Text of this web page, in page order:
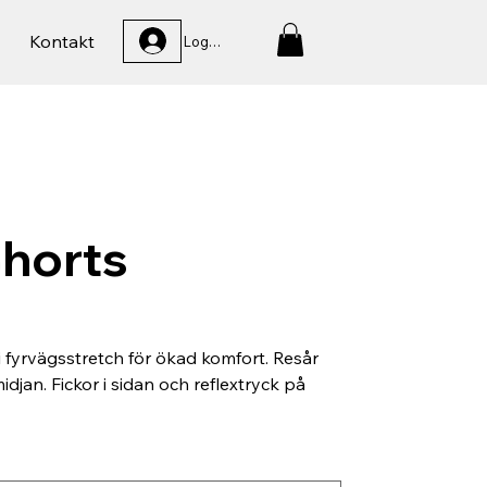
Kontakt Logga In
fyrvägsstretch för ökad komfort. Resår
Fickor i sidan och reflextryck på